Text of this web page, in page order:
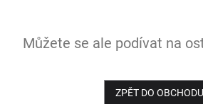
Můžete se ale podívat na
ZPĚT DO OBCHODU